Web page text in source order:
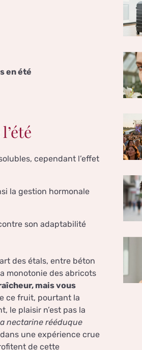
en été
cependant l’effet
la gestion hormonale
son adaptabilité
des étals, entre béton
monotonie des abricots
mais vous
ce fruit, pourtant la
le plaisir n’est pas la
nectarine rééduque
une expérience crue
de cette